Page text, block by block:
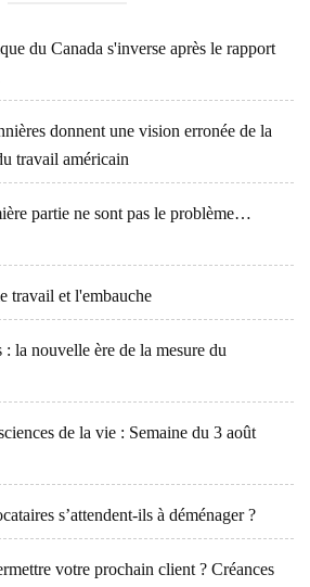
du Canada s'inverse après le rapport
donnent une vision erronée de la
travail américain
partie ne sont pas le problème…
travail et l'embauche
: la nouvelle ère de la mesure du
de la vie : Semaine du 3 août
s’attendent-ils à déménager ?
votre prochain client ? Créances